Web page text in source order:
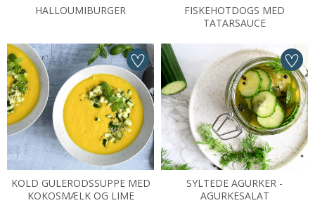
HALLOUMIBURGER
FISKEHOTDOGS MED
TATARSAUCE
KOLD GULERODSSUPPE MED
KOKOSMÆLK OG LIME
SYLTEDE AGURKER -
AGURKESALAT